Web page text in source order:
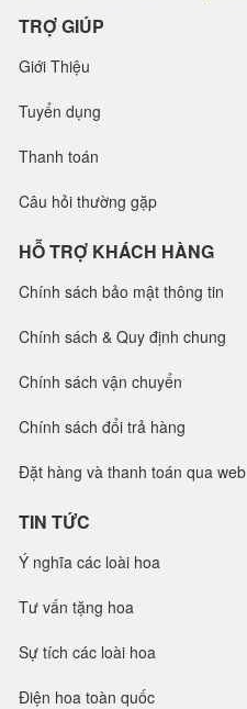
TRỢ GIÚP
Giới Thiệu
Tuyển dụng
Thanh toán
Câu hỏi thường gặp
HỖ TRỢ KHÁCH HÀNG
Chính sách bảo mật thông tin
Chính sách & Quy định chung
Chính sách vận chuyển
Chính sách đổi trả hàng
Đặt hàng và thanh toán qua web
TIN TỨC
Ý nghĩa các loài hoa
Tư vấn tặng hoa
Sự tích các loài hoa
Điện hoa toàn quốc